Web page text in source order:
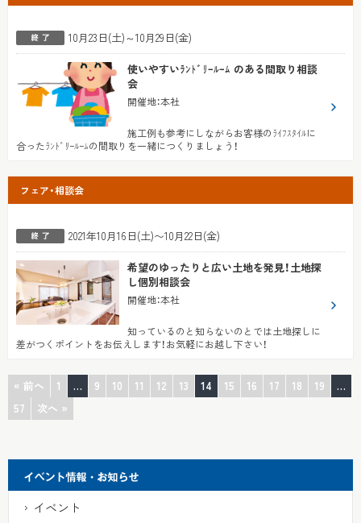
10月23日(土)～10月29日(金)
使いやすいﾗﾝﾄﾞﾘｰﾙｰﾑ のある間取り相談
会
開催地：本社
施工例も参考にしながらお客様のﾗｲﾌｽﾀｲﾙに
合ったﾗﾝﾄﾞﾘｰﾙｰﾑの間取りを一緒につくりましょう！
フェア・相談会
2021年10月16日(土)〜10月22日(金)
希望のゆったりと広い土地を発見！土地探
し個別相談会
開催地：本社
知っているのと知らないのとでは土地探しに
差がつくポイントをお伝えします！お気軽にお越し下さい！
« 前へ 1 … 9 10 11 12 13 14 15 16 17 18 19
…
57
次へ »
イベント